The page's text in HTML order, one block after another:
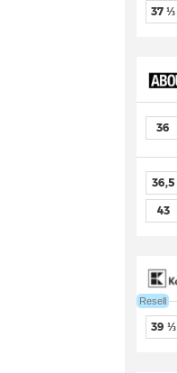
37 ⅓
36
36,5
43
Resell
39 ⅓